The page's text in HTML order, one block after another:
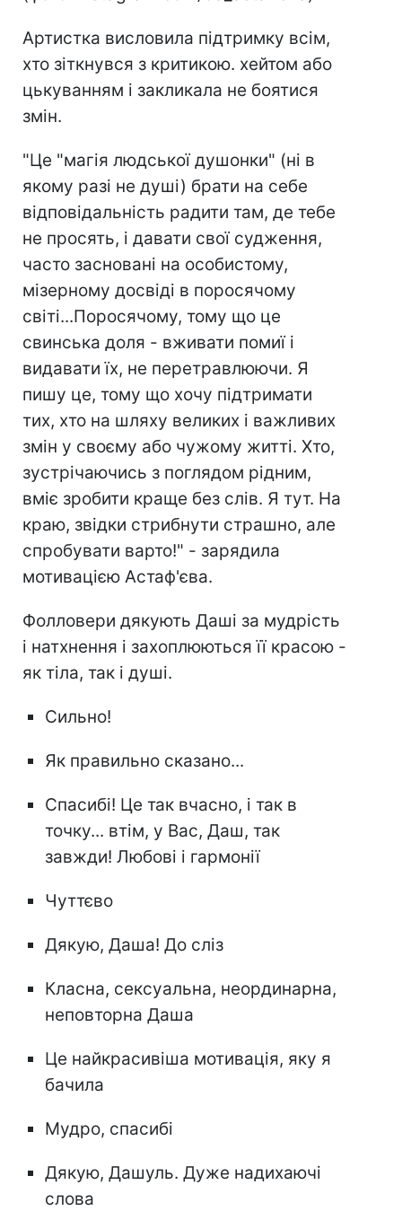
Артистка висловила підтримку всім,
хто зіткнувся з критикою. хейтом або
цькуванням і закликала не боятися
змін.
"Це "магія людської душонки" (ні в
якому разі не душі) брати на себе
відповідальність радити там, де тебе
не просять, і давати свої судження,
часто засновані на особистому,
мізерному досвіді в поросячому
світі...Поросячому, тому що це
свинська доля - вживати помиї і
видавати їх, не перетравлюючи. Я
пишу це, тому що хочу підтримати
тих, хто на шляху великих і важливих
змін у своєму або чужому житті. Хто,
зустрічаючись з поглядом рідним,
вміє зробити краще без слів. Я тут. На
краю, звідки стрибнути страшно, але
спробувати варто!" - зарядила
мотивацією Астаф'єва.
Фолловери дякують Даші за мудрість
і натхнення і захоплюються її красою -
як тіла, так і душі.
Сильно!
Як правильно сказано...
Спасибі! Це так вчасно, і так в
точку... втім, у Вас, Даш, так
завжди! Любові і гармонії
Чуттєво
Дякую, Даша! До сліз
Класна, сексуальна, неординарна,
неповторна Даша
Це найкрасивіша мотивація, яку я
бачила
Мудро, спасибі
Дякую, Дашуль. Дуже надихаючі
слова